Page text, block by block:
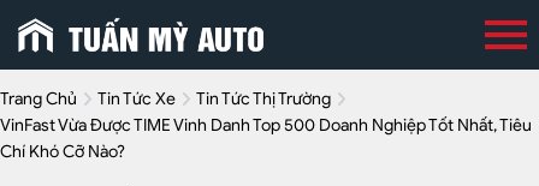
Trang Chủ Tin Tức Xe
Tin Tức Thị Trường
VinFast Vừa Được TIME Vinh Danh Top 500 Doanh Nghiệp Tốt Nhất, Tiêu
Chí Khó Cỡ Nào?